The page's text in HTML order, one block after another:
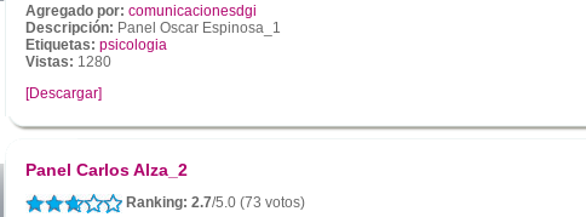
Agregado por: comunicacionesdgi
Descripción: Panel Oscar Espinosa_1
Etiquetas: psicologia
Vistas: 1280
[Descargar]
Panel Carlos Alza_2
Ranking: 2.7/5.0 (73 votos)